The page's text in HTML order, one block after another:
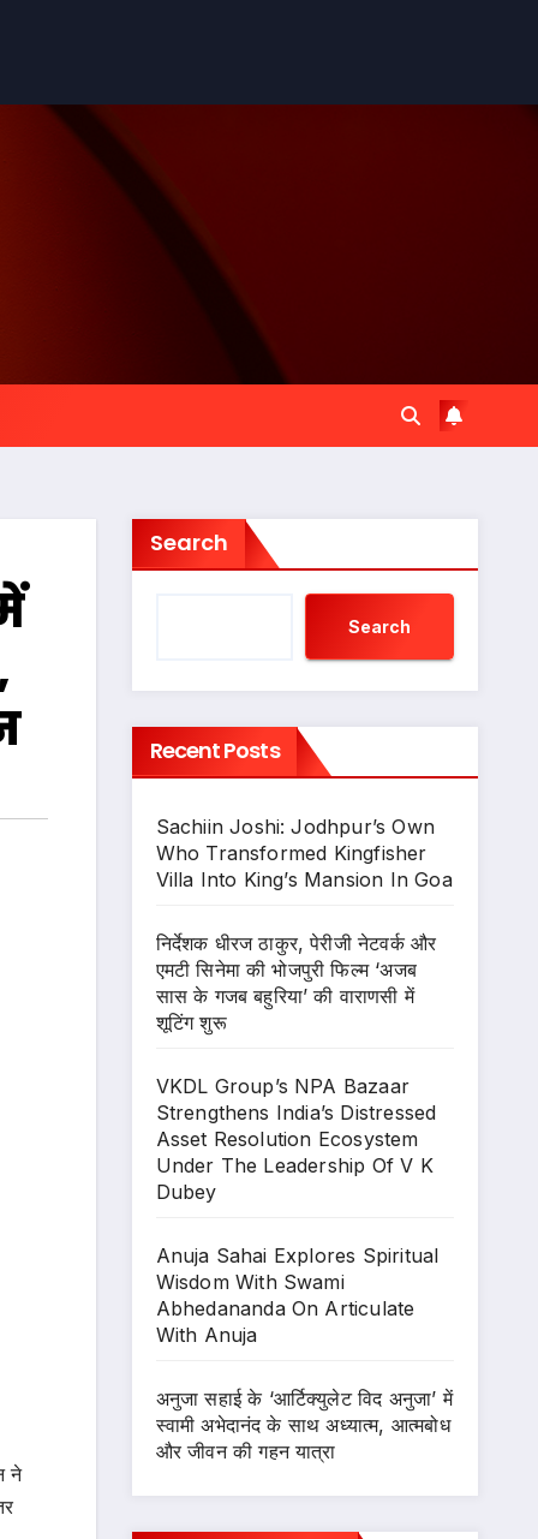
ने
Search
Search
Recent Posts
Sachiin Joshi: Jodhpur’s Own
Who Transformed Kingfisher
Villa Into King’s Mansion In Goa
निर्देशक धीरज ठाकुर, पेरीजी नेटवर्क और
एमटी सिनेमा की भोजपुरी फिल्म ‘अजब
सास के गजब बहुरिया’ की वाराणसी में
शूटिंग शुरू
VKDL Group’s NPA Bazaar
Strengthens India’s Distressed
Asset Resolution Ecosystem
Under The Leadership Of V K
Dubey
Anuja Sahai Explores Spiritual
Wisdom With Swami
Abhedananda On Articulate
With Anuja
अनुजा सहाई के ‘आर्टिक्युलेट विद अनुजा’ में
स्वामी अभेदानंद के साथ अध्यात्म, आत्मबोध
और जीवन की गहन यात्रा